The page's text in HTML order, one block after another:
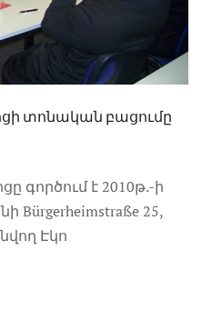
տոնական բացումը
գործում է 2010թ.-ի
Bürgerheimstraße 25,
Էկո